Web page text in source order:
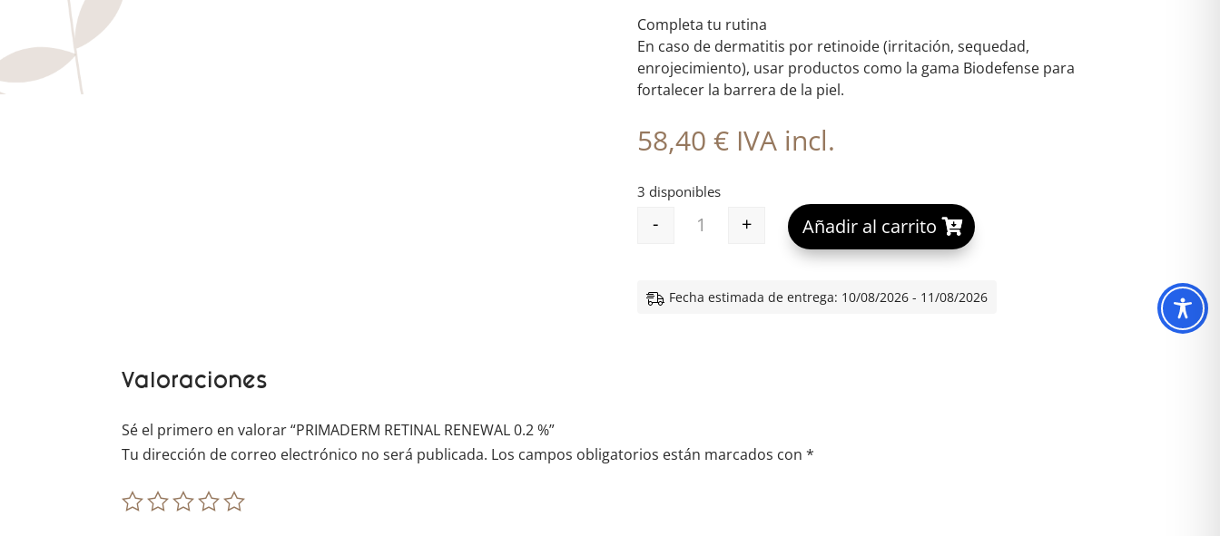
Completa tu rutina
En caso de dermatitis por retinoide (irritación, sequedad,
enrojecimiento), usar productos como la gama Biodefense para
fortalecer la barrera de la piel.
58,40 € IVA incl.
3 disponibles
PRIMADERM RETINAL RENEWAL 0.2 % cantidad
- + Añadir al carrito
A
e
Fecha estimada de entrega: 10/08/2026 - 11/08/2026
Valoraciones
Sé el primero en valorar “PRIMADERM RETINAL RENEWAL 0.2 %”
Tu dirección de correo electrónico no será publicada. Los campos obligatorios están marcados con*